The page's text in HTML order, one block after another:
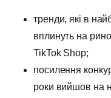
тренди, які в
вплинуть на
TikTok Shop;
посилення
роки вийшов на